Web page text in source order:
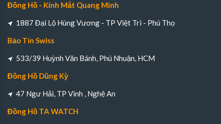
Đồng Hồ - Kính Mắt Quang Minh
1887 Đại Lộ Hùng Vương - TP Việt Trì - Phú Thọ
Bảo Tín Swiss
533/39 Huỳnh Văn Bánh, Phú Nhuận, HCM
Đồng Hồ Dũng Kỳ
47 Ngư Hải, TP Vinh , Nghệ An
Đồng Hồ TA WATCH